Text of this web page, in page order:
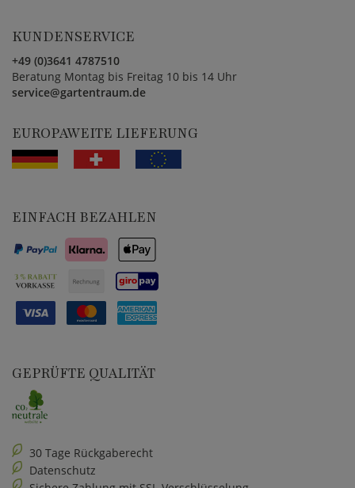
KUNDENSERVICE
+49 (0)3641 4787510
Beratung Montag bis Freitag 10 bis 14 Uhr
service@gartentraum.de
EUROPAWEITE LIEFERUNG
EINFACH BEZAHLEN
GEPRÜFTE QUALITÄT
30 Tage Rückgaberecht
Datenschutz